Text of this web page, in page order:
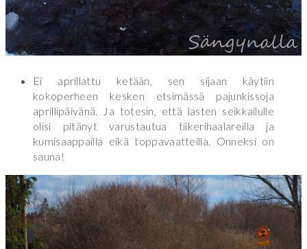
Ei aprillattu ketään, sen sijaan käytiin
kokoperheen kesken etsimässä pajunkissoja
aprillipäivänä. Ja totesin, että lasten seikkailulle
olisi pitänyt varustautua tiikerihaalareilla ja
kumisaappailla eikä toppavaatteilla. Onneksi on
sauna!